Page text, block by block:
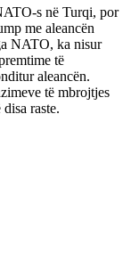
s në Turqi, por
me aleancën
NATO, ka nisur
të
aleancën.
të mbrojtjes
raste.